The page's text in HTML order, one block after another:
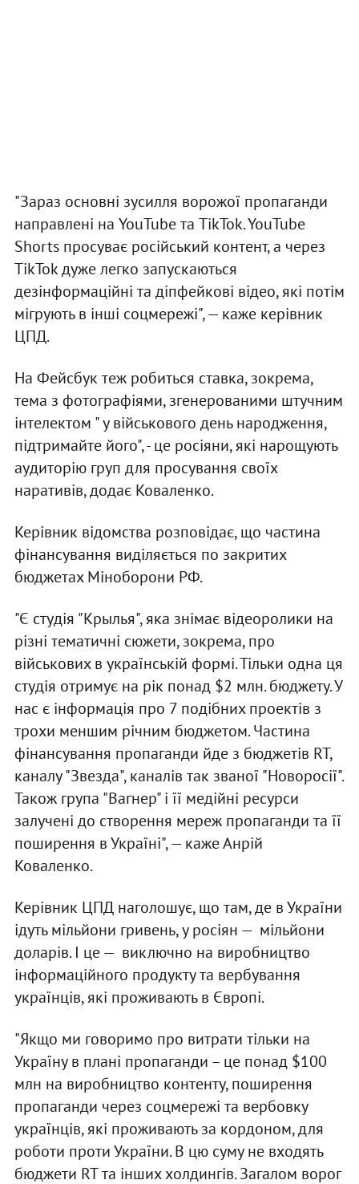
"Зараз основні зусилля ворожої пропаганди
направлені на YouTube та TikTok. YouTube
Shorts просуває російський контент, а через
TikTok дуже легко запускаються
дезінформаційні та діпфейкові відео, які потім
мігрують в інші соцмережі", — каже керівник
ЦПД.
На Фейсбук теж робиться ставка, зокрема,
тема з фотографіями, згенерованими штучним
інтелектом " у військового день народження,
підтримайте його", - це росіяни, які нарощують
аудиторію груп для просування своїх
наративів, додає Коваленко.
Керівник відомства розповідає, що частина
фінансування виділяється по закритих
бюджетах Міноборони РФ.
"Є студія "Крылья", яка знімає відеоролики на
різні тематичні сюжети, зокрема, про
військових в українській формі. Тільки одна ця
студія отримує на рік понад $2 млн. бюджету. У
нас є інформація про 7 подібних проектів з
трохи меншим річним бюджетом. Частина
фінансування пропаганди йде з бюджетів RT,
каналу "Звезда", каналів так званої "Новоросії".
Також група "Вагнер" і її медійні ресурси
залучені до створення мереж пропаганди та її
поширення в Україні", — каже Анрій
Коваленко.
Керівник ЦПД наголошує, що там, де в України
ідуть мільйони гривень, у росіян — мільйони
доларів. І це — виключно на виробництво
інформаційного продукту та вербування
українців, які проживають в Європі.
"Якщо ми говоримо про витрати тільки на
Україну в плані пропаганди – це понад $100
млн на виробництво контенту, поширення
пропаганди через соцмережі та вербовку
українців, які проживають за кордоном, для
роботи проти України. В цю суму не входять
бюджети RT та інших холдингів. Загалом ворог